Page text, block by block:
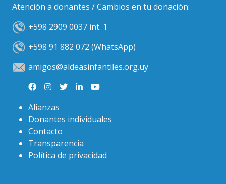
Atención a donantes / Cambios en tu donación:
+598 2909 0037 int. 1
+598 91 882 072 (WhatsApp)
amigos@aldeasinfantiles.org.uy
Alianzas
Donantes individuales
Contacto
Transparencia
Política de privacidad